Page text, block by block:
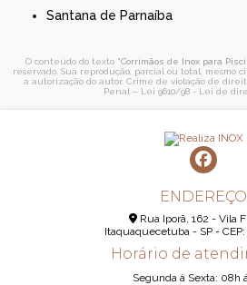
Santana de Parnaíba
O conteúdo do texto "Corrimãos de Inox para
reservado. Sua reprodução, parcial ou total, mesmo
a autorização do autor. Crime de violação de
Penal – Lei 9610/98 - Lei de
ENDEREÇO
Rua Iporã, 162 - Vila
Itaquaquecetuba - SP -
Horário de
Segunda á Sexta: 08h